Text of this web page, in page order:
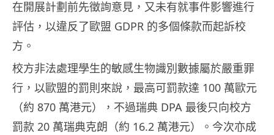
在開展計劃前先徵詢意見，又未有就事件影響進行
評估，以違反了歐盟 GDPR 的多個條款而起訴校
方。
校方非法處理學生的敏感生物識別數據屬於嚴重罪
行，以歐盟的罰則來說，最高可罰款達 100 萬歐元
（約 870 萬港元），不過瑞典 DPA 最後只向校方
罰款 20 萬瑞典克朗（約 16.2 萬港元）。今次亦成